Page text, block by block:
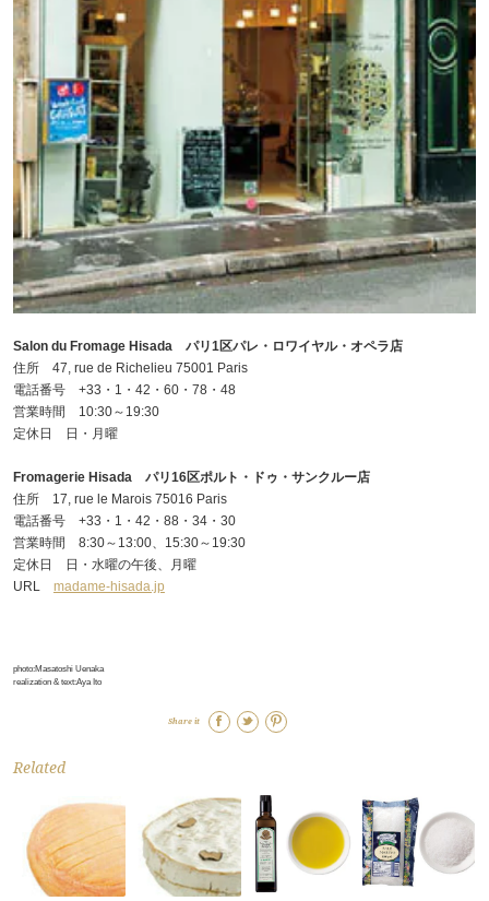
Salon du Fromage Hisada パリ1区パレ・ロワイヤル・オペラ店
住所 47, rue de Richelieu 75001 Paris
電話番号 +33・1・42・60・78・48
営業時間 10:30～19:30
定休日 日・月曜
Fromagerie Hisada パリ16区ポルト・ドゥ・サンクルー店
住所 17, rue le Marois 75016 Paris
電話番号 +33・1・42・88・34・30
営業時間 8:30～13:00、15:30～19:30
定休日 日・水曜の午後、月曜
URL madame-hisada.jp
photo:Masatoshi Uenaka
realization & text:Aya Ito
Share it
Related